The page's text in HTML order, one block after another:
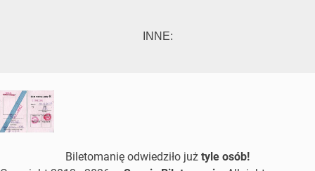
INNE:
Biletomanię odwiedziło już tyle osób!